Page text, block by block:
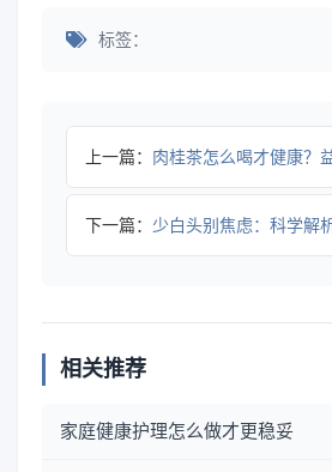
标签：
上一篇： 肉桂茶怎么喝才健康？益处、误
下一篇： 少白头别焦虑：科学解析诱
相关推荐
家庭健康护理怎么做才更稳妥